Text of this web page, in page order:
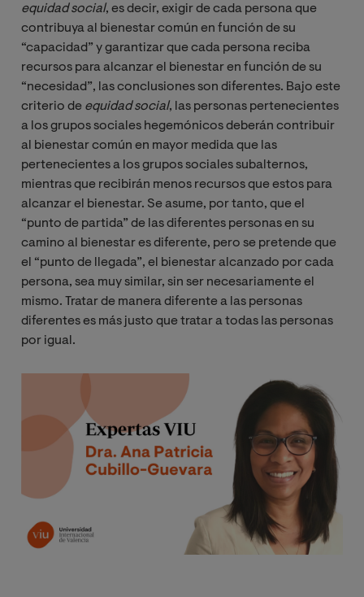
equidad social, es decir, exigir de cada persona que
contribuya al bienestar común en función de su
“capacidad” y garantizar que cada persona reciba
recursos para alcanzar el bienestar en función de su
“necesidad”, las conclusiones son diferentes. Bajo este
criterio de equidad social, las personas pertenecientes
a los grupos sociales hegemónicos deberán contribuir
al bienestar común en mayor medida que las
pertenecientes a los grupos sociales subalternos,
mientras que recibirán menos recursos que estos para
alcanzar el bienestar. Se asume, por tanto, que el
“punto de partida” de las diferentes personas en su
camino al bienestar es diferente, pero se pretende que
el “punto de llegada”, el bienestar alcanzado por cada
persona, sea muy similar, sin ser necesariamente el
mismo. Tratar de manera diferente a las personas
diferentes es más justo que tratar a todas las personas
por igual.
Image